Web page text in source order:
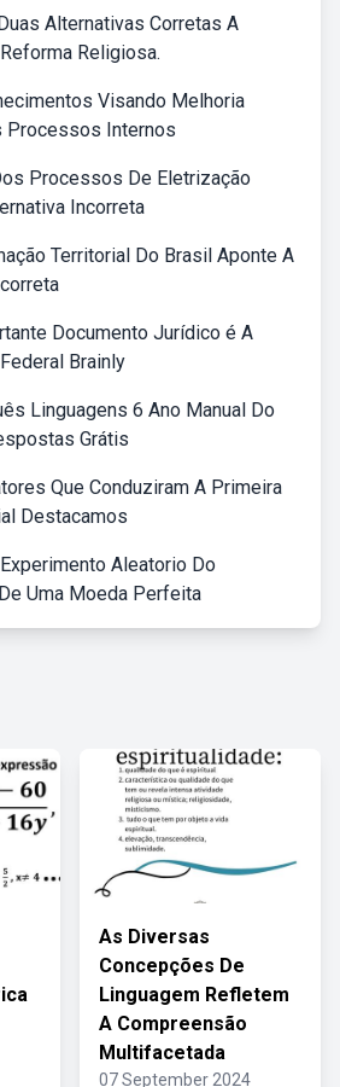
Alternativas Corretas A
Religiosa.
Visando Melhoria
Processos Internos
Processos De Eletrização
Incorreta
Territorial Do Brasil Aponte A
Documento Jurídico é A
Brainly
Linguagens 6 Ano Manual Do
Grátis
Que Conduziram A Primeira
Destacamos
Aleatorio Do
Uma Moeda Perfeita
As Diversas
Concepções De
Linguagem Refletem
A Compreensão
Multifacetada
07 September 2024